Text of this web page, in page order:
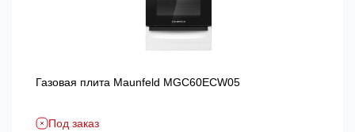
Газовая плита Maunfeld MGC60ECW05
Под заказ